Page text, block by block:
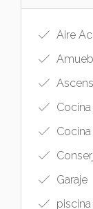
Aire
Garaje